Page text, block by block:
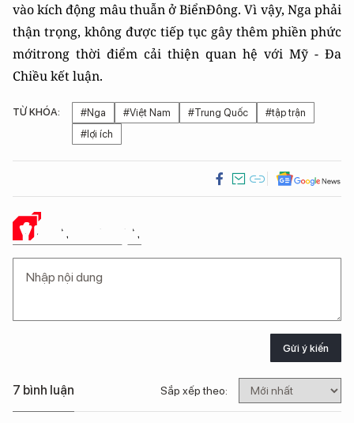
vào kích động mâu thuẫn ở BiểnĐông. Vì vậy, Nga phải
thận trọng, không được tiếp tục gây thêm phiền phức
mớitrong thời điểm cải thiện quan hệ với Mỹ - Đa
Chiều kết luận.
TỪ KHÓA: #Nga #Việt Nam #Trung Quốc
#tập trận
#lợi ích
Ý KIẾN CỦA BẠN
Gửi ý kiến
7 bình luận Sắp xếp theo: